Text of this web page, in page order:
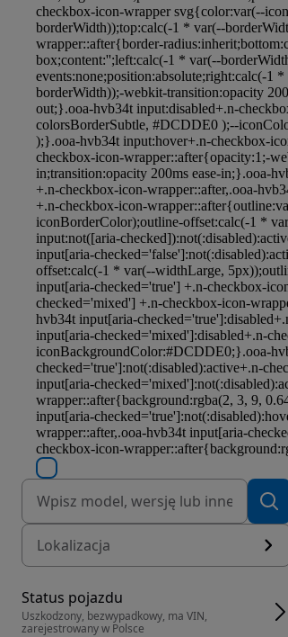
Lokalizacja
Status pojazdu
Uszkodzony, bezwypadkowy, ma VIN,
zarejestrowany w Polsce